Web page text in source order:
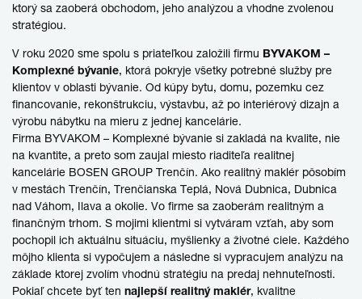
ktorý sa zaoberá obchodom, jeho analýzou a vhodne zvolenou
stratégiou.
V roku 2020 sme spolu s priateľkou založili firmu BYVAKOM –
Komplexné bývanie, ktorá pokryje všetky potrebné služby pre
klientov v oblasti bývanie. Od kúpy bytu, domu, pozemku cez
financovanie, rekonštrukciu, výstavbu, až po interiérový dizajn a
výrobu nábytku na mieru z jednej kancelárie.
Firma BYVAKOM – Komplexné bývanie si zakladá na kvalite, nie
na kvantite, a preto som zaujal miesto riaditeľa realitnej
kancelárie BOSEN GROUP Trenčín. Ako realitný maklér pôsobím
v mestách Trenčín, Trenčianska Teplá, Nová Dubnica, Dubnica
nad Váhom, Ilava a okolie. Vo firme sa zaoberám realitným a
finančným trhom. S mojimi klientmi si vytváram vzťah, aby som
pochopil ich aktuálnu situáciu, myšlienky a životné ciele. Každého
môjho klienta si vypočujem a následne si vypracujem analýzu na
základe ktorej zvolím vhodnú stratégiu na predaj nehnuteľnosti.
Pokiaľ chcete byť ten najlepší realitný maklér, kvalitne